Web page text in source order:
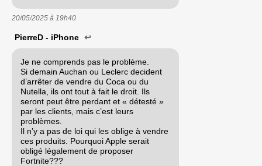
20/05/2025 à 19h40
PierreD - iPhone ↩
Je ne comprends pas le problème.
Si demain Auchan ou Leclerc decident
d’arrêter de vendre du Coca ou du
Nutella, ils ont tout à fait le droit. Ils
seront peut être perdant et « détesté »
par les clients, mais c’est leurs
problèmes.
Il n’y a pas de loi qui les oblige à vendre
ces produits. Pourquoi Apple serait
obligé légalement de proposer
Fortnite???